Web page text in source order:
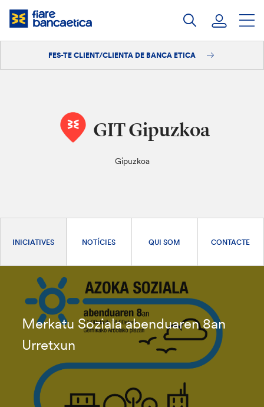
Salta
Iniciar sessióFES-TE CLIENT/CLIENTA DE BANCA ETICA
GIT Gipuzkoa
Gipuzkoa
INICIATIVES NOTÍCIES QUI SOM CONTACTE
Merkatu Soziala abenduaren 8an
Urretxun